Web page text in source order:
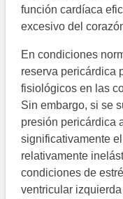
función cardíaca
excesivo del
En condiciones
reserva pericárdica
fisiológicos en las
Sin embargo, si se
presión pericárdica
significativamente
relativamente
condiciones de
ventricular